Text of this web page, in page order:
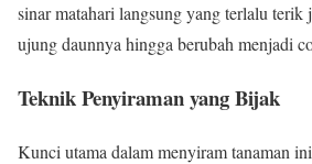
sinar matahari langsung yang terlalu terik
ujung daunnya hingga berubah menjadi
Teknik Penyiraman yang Bijak
Kunci utama dalam menyiram tanaman